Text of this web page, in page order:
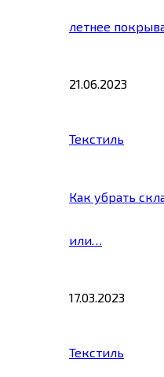
летнее
21.06.2023
Текстиль
Как убрать
или…
17.03.2023
Текстиль